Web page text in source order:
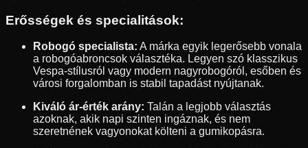
Erősségek és specialitások:
Robogó specialista: A márka egyik legerősebb vonala
a robogóabroncsok választéka. Legyen szó klasszikus
Vespa-stílusról vagy modern nagyrobogóról, esőben és
városi forgalomban is stabil tapadást nyújtanak.
Kiváló ár-érték arány: Talán a legjobb választás
azoknak, akik napi szinten ingáznak, és nem
szeretnének vagyonokat költeni a gumikopásra.